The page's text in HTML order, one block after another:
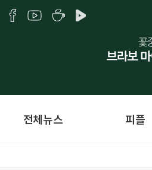
전체뉴스 피플